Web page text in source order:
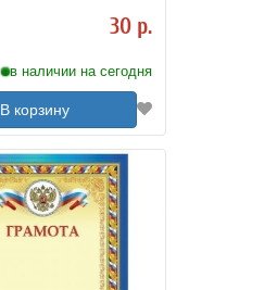
30 р.
в наличии на сегодня
В корзину